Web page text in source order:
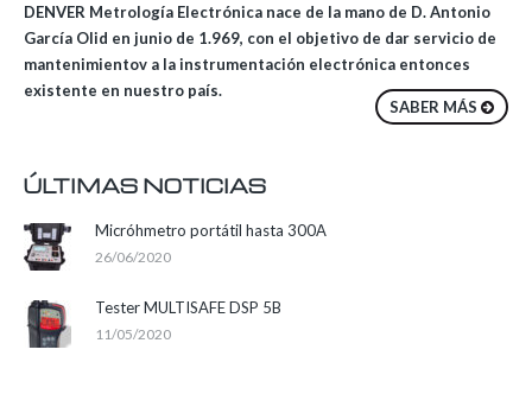
DENVER Metrología Electrónica nace de la mano de D. Antonio
García Olid en junio de 1.969, con el objetivo de dar servicio de
mantenimientov a la instrumentación electrónica entonces
existente en nuestro país.
SABER MÁS
ÚLTIMAS NOTICIAS
Micróhmetro portátil hasta 300A
26/06/2020
Tester MULTISAFE DSP 5B
11/05/2020